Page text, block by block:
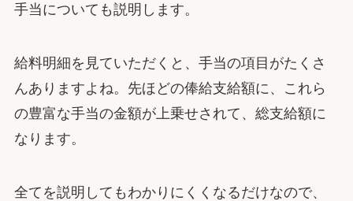
手当についても説明します。
給料明細を見ていただくと、手当の項目がたくさ
んありますよね。先ほどの俸給支給額に、これら
の豊富な手当の金額が上乗せされて、総支給額に
なります。
全てを説明してもわかりにくくなるだけなので、